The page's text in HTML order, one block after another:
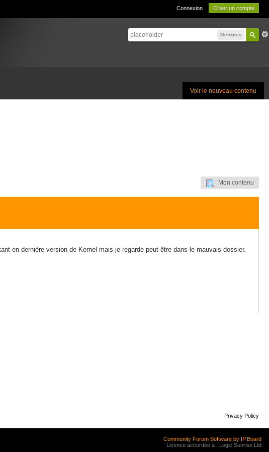
Connexion Créer un compte
Membres
Voir le nouveau contenu
Mon contenu
en dernière version de Kernel mais je regarde peut être dans le mauvais dossier.
Privacy Policy
Community Forum Software by IP.Board
Licence accordée à : Logic Sunrise Ltd